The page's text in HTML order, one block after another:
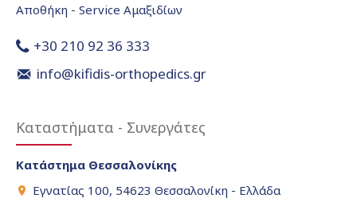
Αποθήκη - Service Αμαξιδίων
+30 210 92 36 333
info@kifidis-orthopedics.gr
Καταστήματα - Συνεργάτες
Κατάστημα Θεσσαλονίκης
Εγνατίας 100, 54623 Θεσσαλονίκη - Ελλάδα